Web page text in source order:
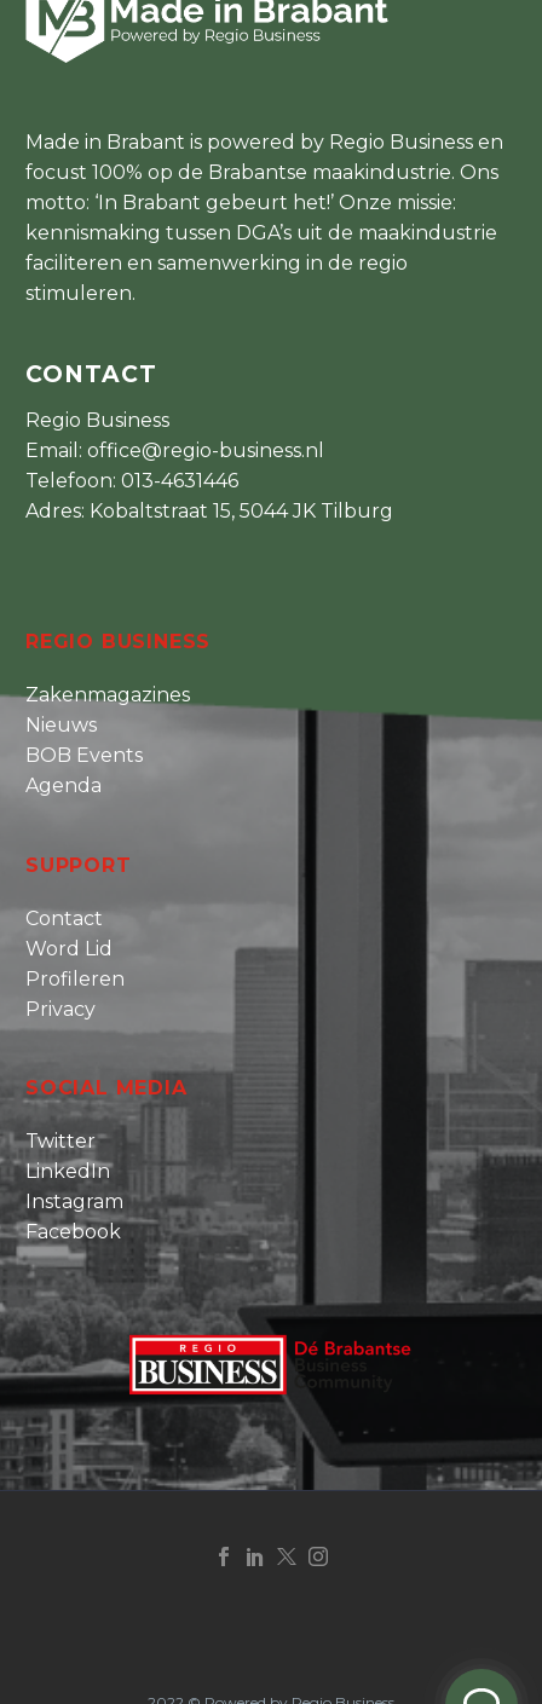
Made in Brabant is powered by Regio Business en
focust 100% op de Brabantse maakindustrie. Ons
motto: ‘In Brabant gebeurt het!’ Onze missie:
kennismaking tussen DGA’s uit de maakindustrie
faciliteren en samenwerking in de regio
stimuleren.
CONTACT
Regio Business
Email: office@regio-business.nl
Telefoon: 013-4631446
Adres: Kobaltstraat 15, 5044 JK Tilburg
REGIO BUSINESS
Zakenmagazines
Nieuws
BOB Events
Agenda
SUPPORT
Contact
Word Lid
Profileren
Privacy
SOCIAL MEDIA
Twitter
LinkedIn
Instagram
Facebook